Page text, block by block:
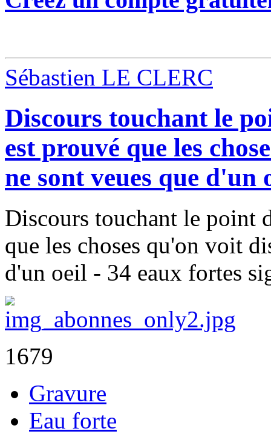
Sébastien LE CLERC
Discours touchant le
est prouvé que les
ne sont veues que d'un
Discours touchant le point
que les choses qu'on voit
d'un oeil - 34 eaux fortes
1679
Gravure
Eau forte